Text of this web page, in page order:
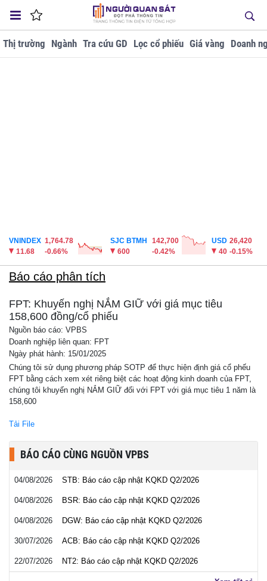
Thị trường Ngành Tra cứu GD Lọc cổ phiếu Giá vàng Doanh
VNINDEX 1,764.78
11.68
-0.66%
SJC BTMH
142,700
600
-0.42%
USD 26,420
40 -0.15%
Báo cáo phân tích
FPT: Khuyến nghị NẮM GIỮ với giá mục tiêu
158,600 đồng/cổ phiếu
Nguồn báo cáo: VPBS
Doanh nghiệp liên quan: FPT
Ngày phát hành: 15/01/2025
Chúng tôi sử dụng phương pháp SOTP để thực hiện định giá cổ phếu
FPT bằng cách xem xét riêng biệt các hoạt động kinh doanh của FPT,
chúng tôi khuyến nghị NẮM GIỮ đối với FPT với giá mục tiêu 1 năm là
158,600
Tải File
BÁO CÁO CÙNG NGUỒN VPBS
04/08/2026 STB: Báo cáo cập nhật KQKD Q2/2026
04/08/2026 BSR: Báo cáo cập nhật KQKD Q2/2026
04/08/2026 DGW: Báo cáo cập nhật KQKD Q2/2026
30/07/2026 ACB: Báo cáo cập nhật KQKD Q2/2026
22/07/2026 NT2: Báo cáo cập nhật KQKD Q2/2026